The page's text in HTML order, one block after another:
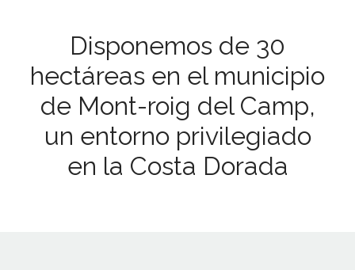
Disponemos de 30
hectáreas en el municipio
de Mont-roig del Camp,
un entorno privilegiado
en la Costa Dorada